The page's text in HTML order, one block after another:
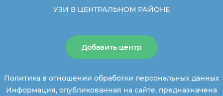
УЗИ В ЦЕНТРАЛЬНОМ РАЙОНЕ
Добавить центр
Политика в отношении обработки персональных данных
Информация, опубликованная на сайте, предназначена